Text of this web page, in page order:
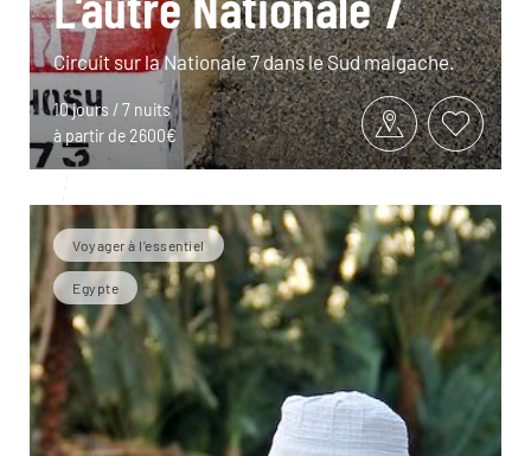
Circuit sur la Nationale 7 dans le Sud malgache.
10 jours / 7 nuits
à partir de 2600€
Voyager à l’essentiel
Egypte